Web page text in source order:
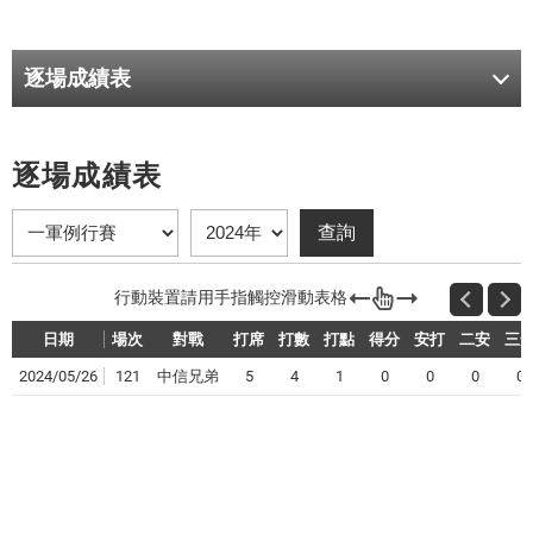
逐場成績表
逐場成績表
日期 場次 對戰 打席 打數 打點 得分 安打 二安 三
2024/05/26 121 中信兄弟 5 4 1 0 0 0 0